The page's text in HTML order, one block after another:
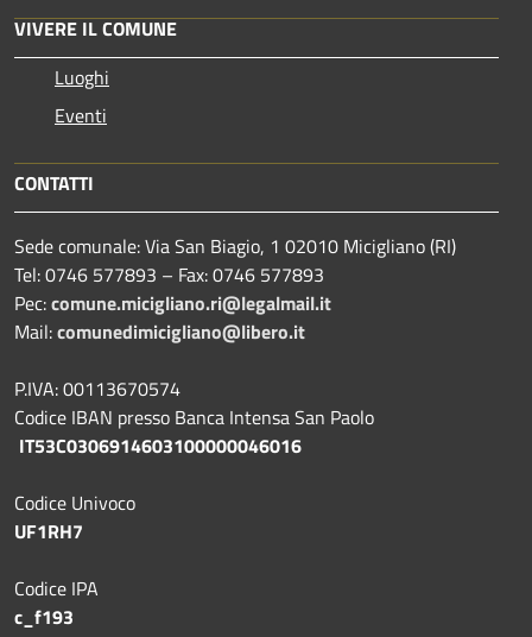
VIVERE IL COMUNE
Luoghi
Eventi
CONTATTI
Sede comunale: Via San Biagio, 1 02010 Micigliano (RI)
Tel: 0746 577893 – Fax: 0746 577893
Pec:comune.micigliano.ri@legalmail.it
Mail:comunedimicigliano@libero.it
P.IVA: 00113670574
Codice IBAN presso Banca Intensa San Paolo
IT53C0306914603100000046016
Codice Univoco
UF1RH7
Codice IPA
c_f193